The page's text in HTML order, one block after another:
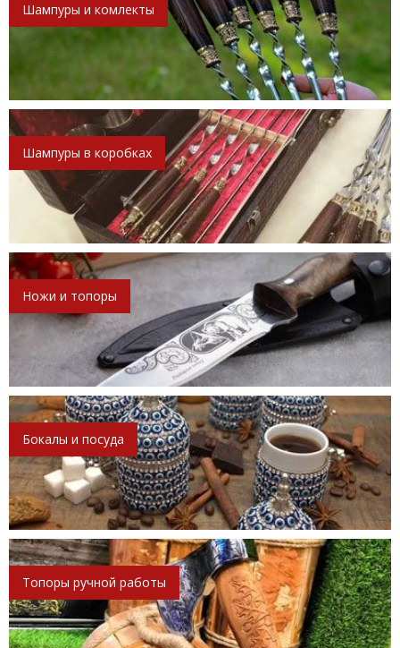
Шампуры и комлекты
Шампуры в коробках
Ножи и топоры
Бокалы и посуда
Топоры ручной работы